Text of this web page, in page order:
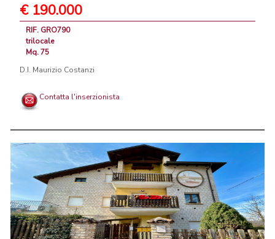
€ 190.000
RIF. GRO790
trilocale
Mq. 75
D.I. Maurizio Costanzi
Contatta l'inserzionista